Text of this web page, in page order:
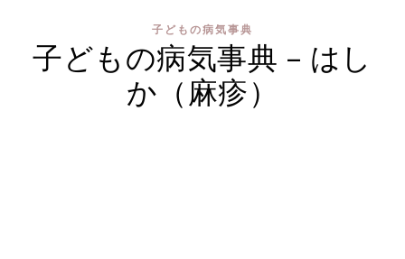
子どもの病気事典
子どもの病気事典 – はし
か（麻疹）